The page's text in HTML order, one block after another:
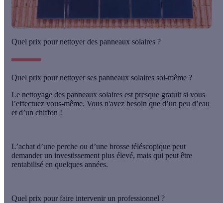
Quel prix pour nettoyer des panneaux solaires ?
Quel prix pour nettoyer ses panneaux solaires soi-même ?
Le nettoyage des panneaux solaires est presque gratuit si vous
l’effectuez vous-même. Vous n'avez besoin que d’un peu d’eau
et d’un chiffon !
L’achat d’une perche ou d’une brosse téléscopique peut
demander un investissement plus élevé, mais qui peut être
rentabilisé en quelques années.
Quel prix pour faire intervenir un professionnel ?